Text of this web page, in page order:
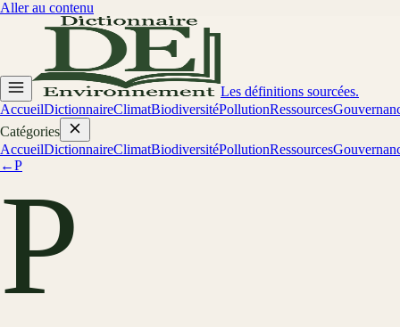
Aller au contenu
Les définitions sourcées.
AccueilDictionnaireClimatBiodiversitéPollutionRessources
Catégories
AccueilDictionnaireClimatBiodiversitéPollutionRessources
←P
P